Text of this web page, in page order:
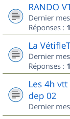
RANDO
Dernier
Réponses : 1
La
Dernier
Réponses : 1
Les 4h
dep 02
Dernier